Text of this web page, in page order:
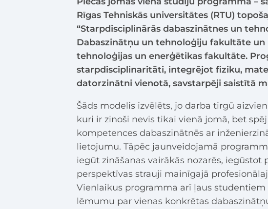
Rīgas Tehniskās universitātes (RTU)
“Starpdisciplinārās dabaszinātnes un
Dabaszinātņu un tehnoloģiju fakultāte un
tehnoloģijas un enerģētikas fakultāte.
starpdisciplinaritāti, integrējot fiziku,
datorzinātni vienotā, savstarpēji saistītā
Šāds modelis izvēlēts, jo darba tirgū
kuri ir zinoši nevis tikai vienā jomā, bet
kompetences dabaszinātnēs ar
lietojumu. Tāpēc jaunveidojamā
iegūt zināšanas vairākās nozarēs, iegūstot
perspektīvas strauji mainīgajā
Vienlaikus programma arī ļaus
lēmumu par vienas konkrētas